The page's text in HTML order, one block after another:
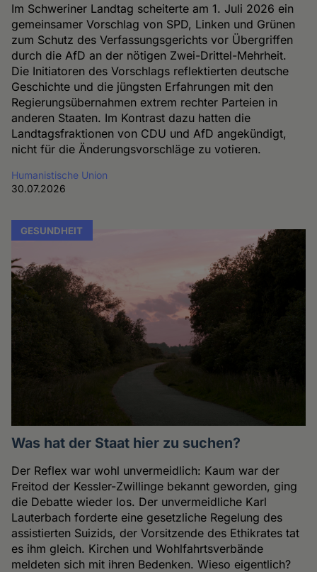
Im Schweriner Landtag scheiterte am 1. Juli 2026 ein
gemeinsamer Vorschlag von SPD, Linken und Grünen
zum Schutz des Verfassungsgerichts vor Übergriffen
durch die AfD an der nötigen Zwei-Drittel-Mehrheit.
Die Initiatoren des Vorschlags reflektierten deutsche
Geschichte und die jüngsten Erfahrungen mit den
Regierungsübernahmen extrem rechter Parteien in
anderen Staaten. Im Kontrast dazu hatten die
Landtagsfraktionen von CDU und AfD angekündigt,
nicht für die Änderungsvorschläge zu votieren.
Humanistische Union
30.07.2026
GESUNDHEIT
Was hat der Staat hier zu suchen?
Der Reflex war wohl unvermeidlich: Kaum war der
Freitod der Kessler-Zwillinge bekannt geworden, ging
die Debatte wieder los. Der unvermeidliche Karl
Lauterbach forderte eine gesetzliche Regelung des
assistierten Suizids, der Vorsitzende des Ethikrates tat
es ihm gleich. Kirchen und Wohlfahrtsverbände
meldeten sich mit ihren Bedenken. Wieso eigentlich?